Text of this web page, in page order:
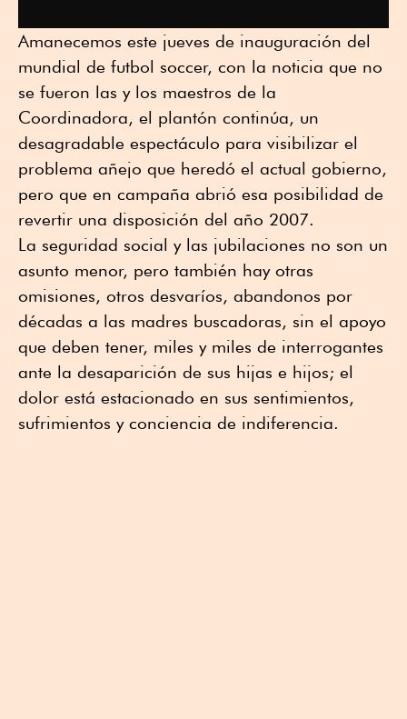
Amanecemos este jueves de inauguración del
mundial de futbol soccer, con la noticia que no
se fueron las y los maestros de la
Coordinadora, el plantón continúa, un
desagradable espectáculo para visibilizar el
problema añejo que heredó el actual gobierno,
pero que en campaña abrió esa posibilidad de
revertir una disposición del año 2007.
La seguridad social y las jubilaciones no son un
asunto menor, pero también hay otras
omisiones, otros desvaríos, abandonos por
décadas a las madres buscadoras, sin el apoyo
que deben tener, miles y miles de interrogantes
ante la desaparición de sus hijas e hijos; el
dolor está estacionado en sus sentimientos,
sufrimientos y conciencia de indiferencia.